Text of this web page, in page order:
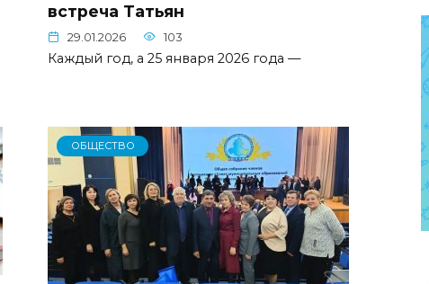
встреча Татьян
29.01.2026 103
Каждый год, а 25 января 2026 года —
ОБЩЕСТВО